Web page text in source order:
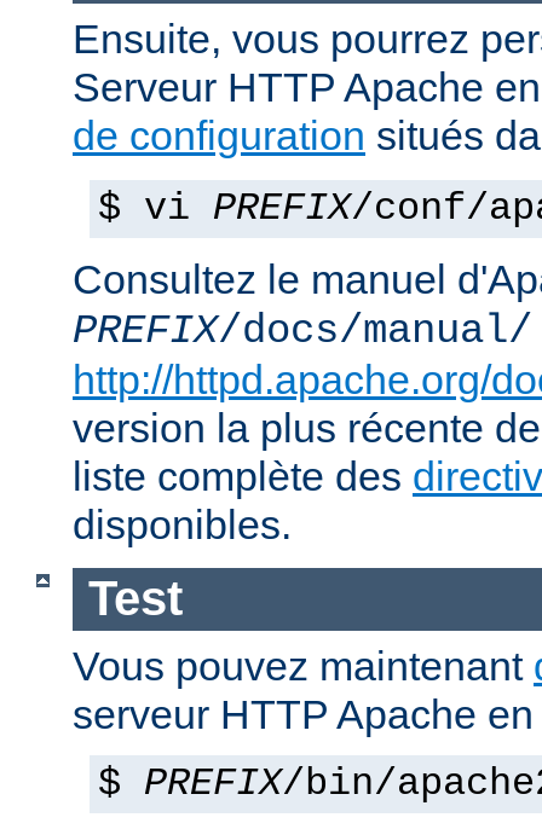
Ensuite, vous pourrez
Serveur HTTP Apache
de configuration situés
$ vi PREFIX/conf/
Consultez le manuel
PREFIX/docs/manual/
http://httpd.apache.org/
version la plus récente
liste complète des
disponibles.
Test
Vous pouvez maintenant
serveur HTTP Apache
$ PREFIX/bin/